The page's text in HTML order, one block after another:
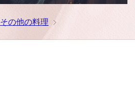
その他の料理